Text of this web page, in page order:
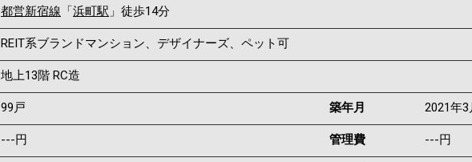
都営新宿線 「浜町駅 」徒歩14分
REIT系ブランドマンション、デザイナーズ、ペット可
地上13階 RC造
99戸 築年月 2021年3
---円 管理費 ---円